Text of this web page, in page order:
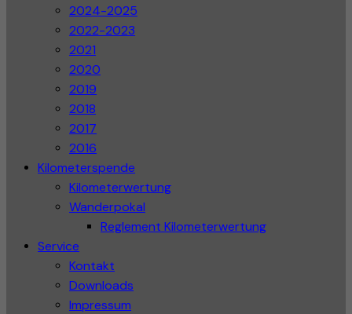
2024-2025
2022-2023
2021
2020
2019
2018
2017
2016
Kilometerspende
Kilometerwertung
Wanderpokal
Reglement Kilometerwertung
Service
Kontakt
Downloads
Impressum